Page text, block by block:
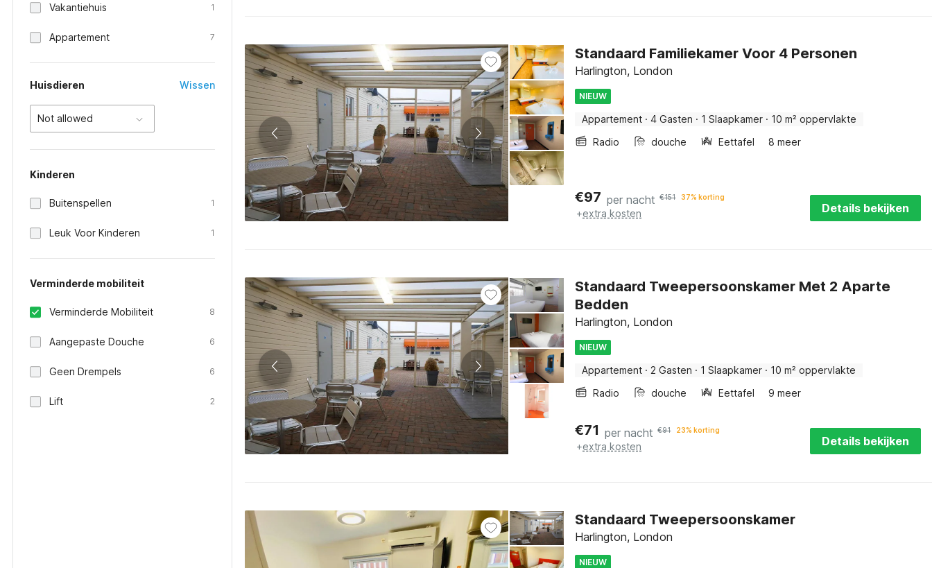
Vakantiehuis 1
Appartement 7
Huisdieren Wissen
Not allowed
Kinderen
Buitenspellen 1
Leuk Voor Kinderen 1
Verminderde mobiliteit
Verminderde Mobiliteit 8
Aangepaste Douche 6
Geen Drempels 6
Lift 2
Standaard Familiekamer Voor 4 Personen
Harlington, London
NIEUW
Appartement · 4 Gasten · 1 Slaapkamer · 10 m² oppervlakte
Radio
douche Eettafel 8 meer
€97 per nacht €151 37% korting
+extra kosten Details bekijken
Standaard Tweepersoonskamer Met 2 Aparte
Bedden
Harlington, London
NIEUW
Appartement · 2 Gasten · 1 Slaapkamer · 10 m² oppervlakte
Radio
douche Eettafel 9 meer
€71 per nacht €91 23% korting
+extra kosten Details bekijken
Standaard Tweepersoonskamer
Harlington, London
NIEUW